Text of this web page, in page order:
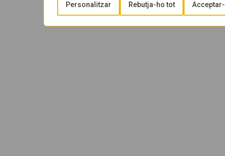
Personalitzar Rebutja-ho tot